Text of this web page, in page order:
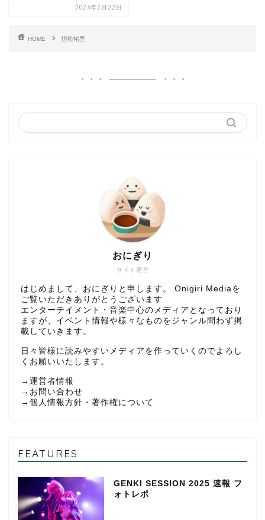
2023年2月22日
HOME 恒松祐里
サイト運営
おにぎり
はじめまして、おにぎりと申します。 Onigiri Mediaを
ご覧いただきありがとうございます
エンターテイメント・音楽中心のメディアとなっており
ますが、イベント情報や様々なものをジャンル問わず掲
載していきます。
日々皆様に読みやすいメディアを作っていくのでよろし
くお願いいたします。
→ 運営者情報
→ お問い合わせ
→ 個人情報方針・著作権について
FEATURES
GENKI SESSION 2025 速報 フ
ォトレポ